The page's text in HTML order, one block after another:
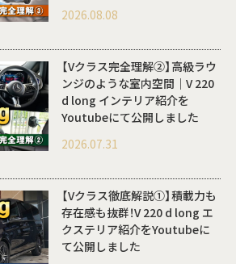
2026.08.08
【Vクラス完全理解②】高級ラウ
ンジのような室内空間｜V 220
d long インテリア紹介を
Youtubeにて公開しました
2026.07.31
【Vクラス徹底解説①】積載力も
存在感も抜群！V 220 d long エ
クステリア紹介をYoutubeに
て公開しました